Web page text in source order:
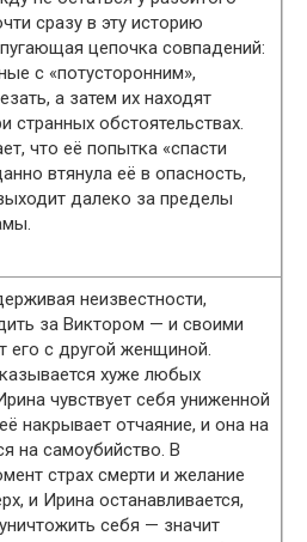
сразу в эту историю
цепочка совпадений:
с «потусторонним»,
а затем их находят
странных обстоятельствах.
что её попытка «спасти
втянула её в опасность,
далеко за пределы
неизвестности,
за Виктором — и своими
его с другой женщиной.
хуже любых
чувствует себя униженной
накрывает отчаяние, и она на
на самоубийство. В
страх смерти и желание
и Ирина останавливается,
себя — значит